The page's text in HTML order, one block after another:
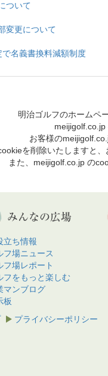
ついて
変更について
名義書換料減額制度
明治ゴルフのホームペ
meijigolf.co.jp
お客様の
を削除いたしますと
また、meijigolf.co.jp の
立ち情報
フ場ニュース
フ場レポート
フをもっと楽しむ
マンブログ
板
プライバシーポリシー